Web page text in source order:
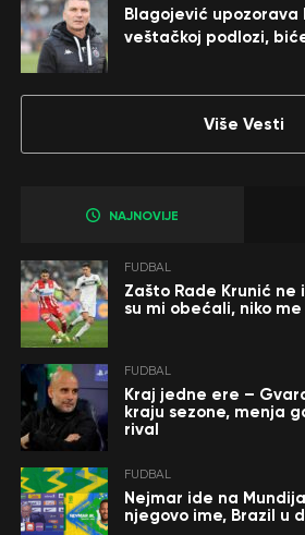
Blagojević upozorava
veštačkoj podlozi,
Više Vesti
NAJNOVIJE
FUDBAL
Zašto Rade Krunić ne
su mi obećali, niko
FUDBAL
Kraj jedne ere –
kraju sezone, menja
rival
FUDBAL
Nejmar ide na
njegovo ime, Brazil u